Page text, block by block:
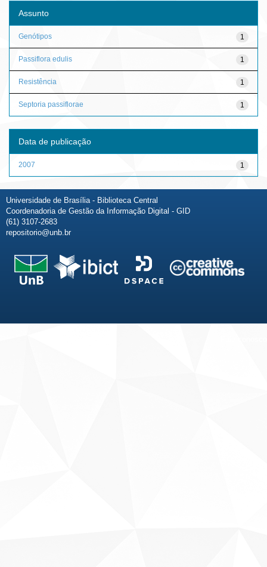
Assunto
1
Genótipos
1
Passiflora edulis
1
Resistência
1
Septoria passiflorae
Data de publicação
1
2007
Universidade de Brasília - Biblioteca Central
Coordenadoria de Gestão da Informação Digital - GID
(61) 3107-2683
repositorio@unb.br